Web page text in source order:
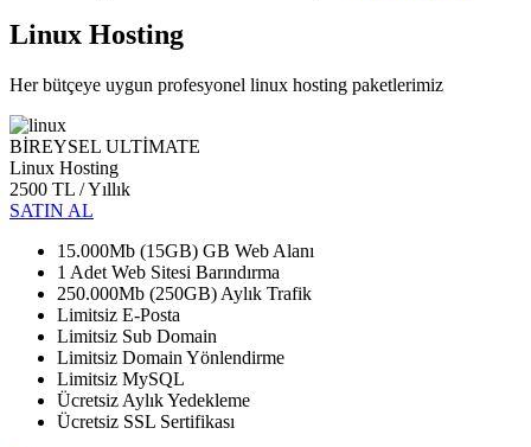
Linux Hosting
Her bütçeye uygun profesyonel linux hosting paketlerimiz
BİREYSEL ULTİMATE
Linux Hosting
2500 TL / Yıllık
SATIN AL
15.000Mb (15GB) GB Web Alanı
1 Adet Web Sitesi Barındırma
250.000Mb (250GB) Aylık Trafik
Limitsiz E-Posta
Limitsiz Sub Domain
Limitsiz Domain Yönlendirme
Limitsiz MySQL
Ücretsiz Aylık Yedekleme
Ücretsiz SSL Sertifikası